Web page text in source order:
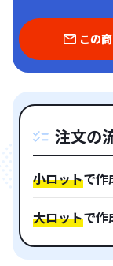
この
注文の
小ロットで作
大ロットで作